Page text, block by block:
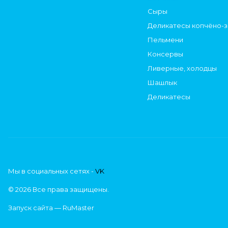
Сыры
Деликатесы копчёно-
Пельмени
Консервы
Ливерные, холодцы
Шашлык
Деликатесы
Мы в социальных сетях -VK
© 2026 Все права защищены.
Запуск сайта — RuMaster